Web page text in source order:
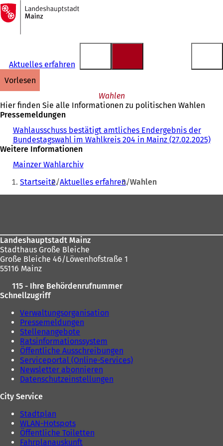
Inhalt anspringen
Zur
Startseite
Aktuelles erfahren
vorlesen
Wahlen
Hier finden Sie alle Informationen zu politischen Wahlen
Pressemeldungen
Wahlausschuss bestätigt amtliches Endergebnis der
Bundestagswahl im Wahlkreis 204 in Mainz (27.02.2025)
Weitere Informationen
Mainzer Wahlarchiv
Sie
befinden
Startseite Aktuelles erfahren Wahlen
Landeshauptstadt Mainz
Stadthaus Große Bleiche
Große Bleiche 46/Löwenhofstraße 1
55116 Mainz
115 - Ihre Behördenrufnummer
Schnellzugriff
Verwaltungsorganisation
Pressemeldungen
Stellenangebote
Ratsinformationssystem
Öffentliche Ausschreibungen
Serviceportal (Online-Services)
Newsletter abonnieren
Datenschutzeinstellungen
City Service
Stadtplan
WLAN-Hotspots
Öffentliche Toiletten
Fahrplanauskunft